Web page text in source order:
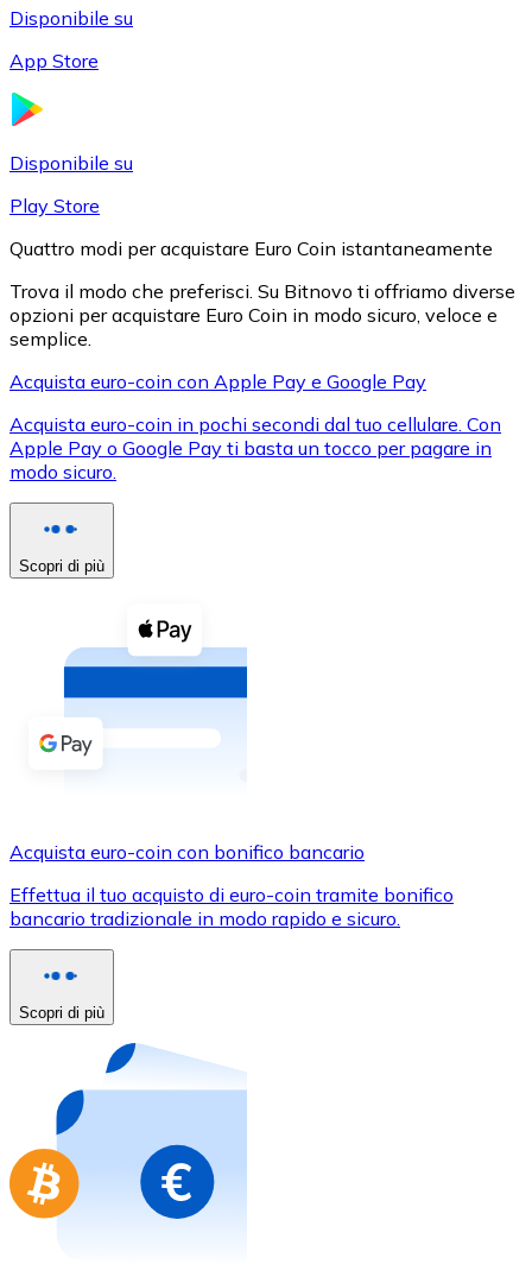
XRP
XRP
Vedi tutto
Buoni cripto
Acquista criptovalute in contanti e altri mezzi di
Acquista con contanti
Bonifico SEPA
Usa le carte Visa e Mastercard per acquistare
Acquista con carta
Acquista gift card dei tuoi marchi preferiti con
Vai al negozio di carte regalo
Disponibile su
App Store
Disponibile su
Play Store
Quattro modi per acquistare Euro Coin istantaneamente
Trova il modo che preferisci. Su Bitnovo ti offriamo diverse
opzioni per acquistare Euro Coin in modo sicuro, veloce e
semplice.
Acquista euro-coin con Apple Pay e Google Pay
Acquista euro-coin in pochi secondi dal tuo cellulare. Con
Apple Pay o Google Pay ti basta un tocco per pagare in
modo sicuro.
Scopri di più
Acquista euro-coin con bonifico bancario
Effettua il tuo acquisto di euro-coin tramite bonifico
bancario tradizionale in modo rapido e sicuro.
Scopri di più